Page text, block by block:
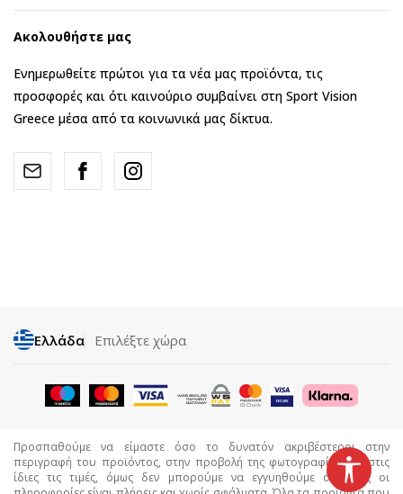
Ακολουθήστε μας
Ενημερωθείτε πρώτοι για τα νέα μας προϊόντα, τις
προσφορές και ότι καινούριο συμβαίνει στη Sport Vision
Greece μέσα από τα κοινωνικά μας δίκτυα.
Ελλάδα Επιλέξτε χώρα
Προσπαθούμε να είμαστε όσο το δυνατόν ακριβέστεροι στην
περιγραφή του προϊόντος, στην προβολή της φωτογραφίας και στις
ίδιες τις τιμές, όμως δεν μπορούμε να εγγυηθούμε ότι όλες οι